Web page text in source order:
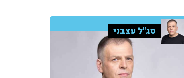
סג"ל עצבני